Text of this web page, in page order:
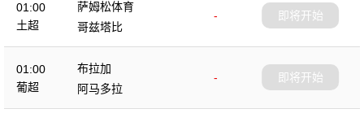
01:00
土超
萨姆松体育
-
哥兹塔比
即将开始
01:00
葡超
布拉加
-
阿马多拉
即将开始